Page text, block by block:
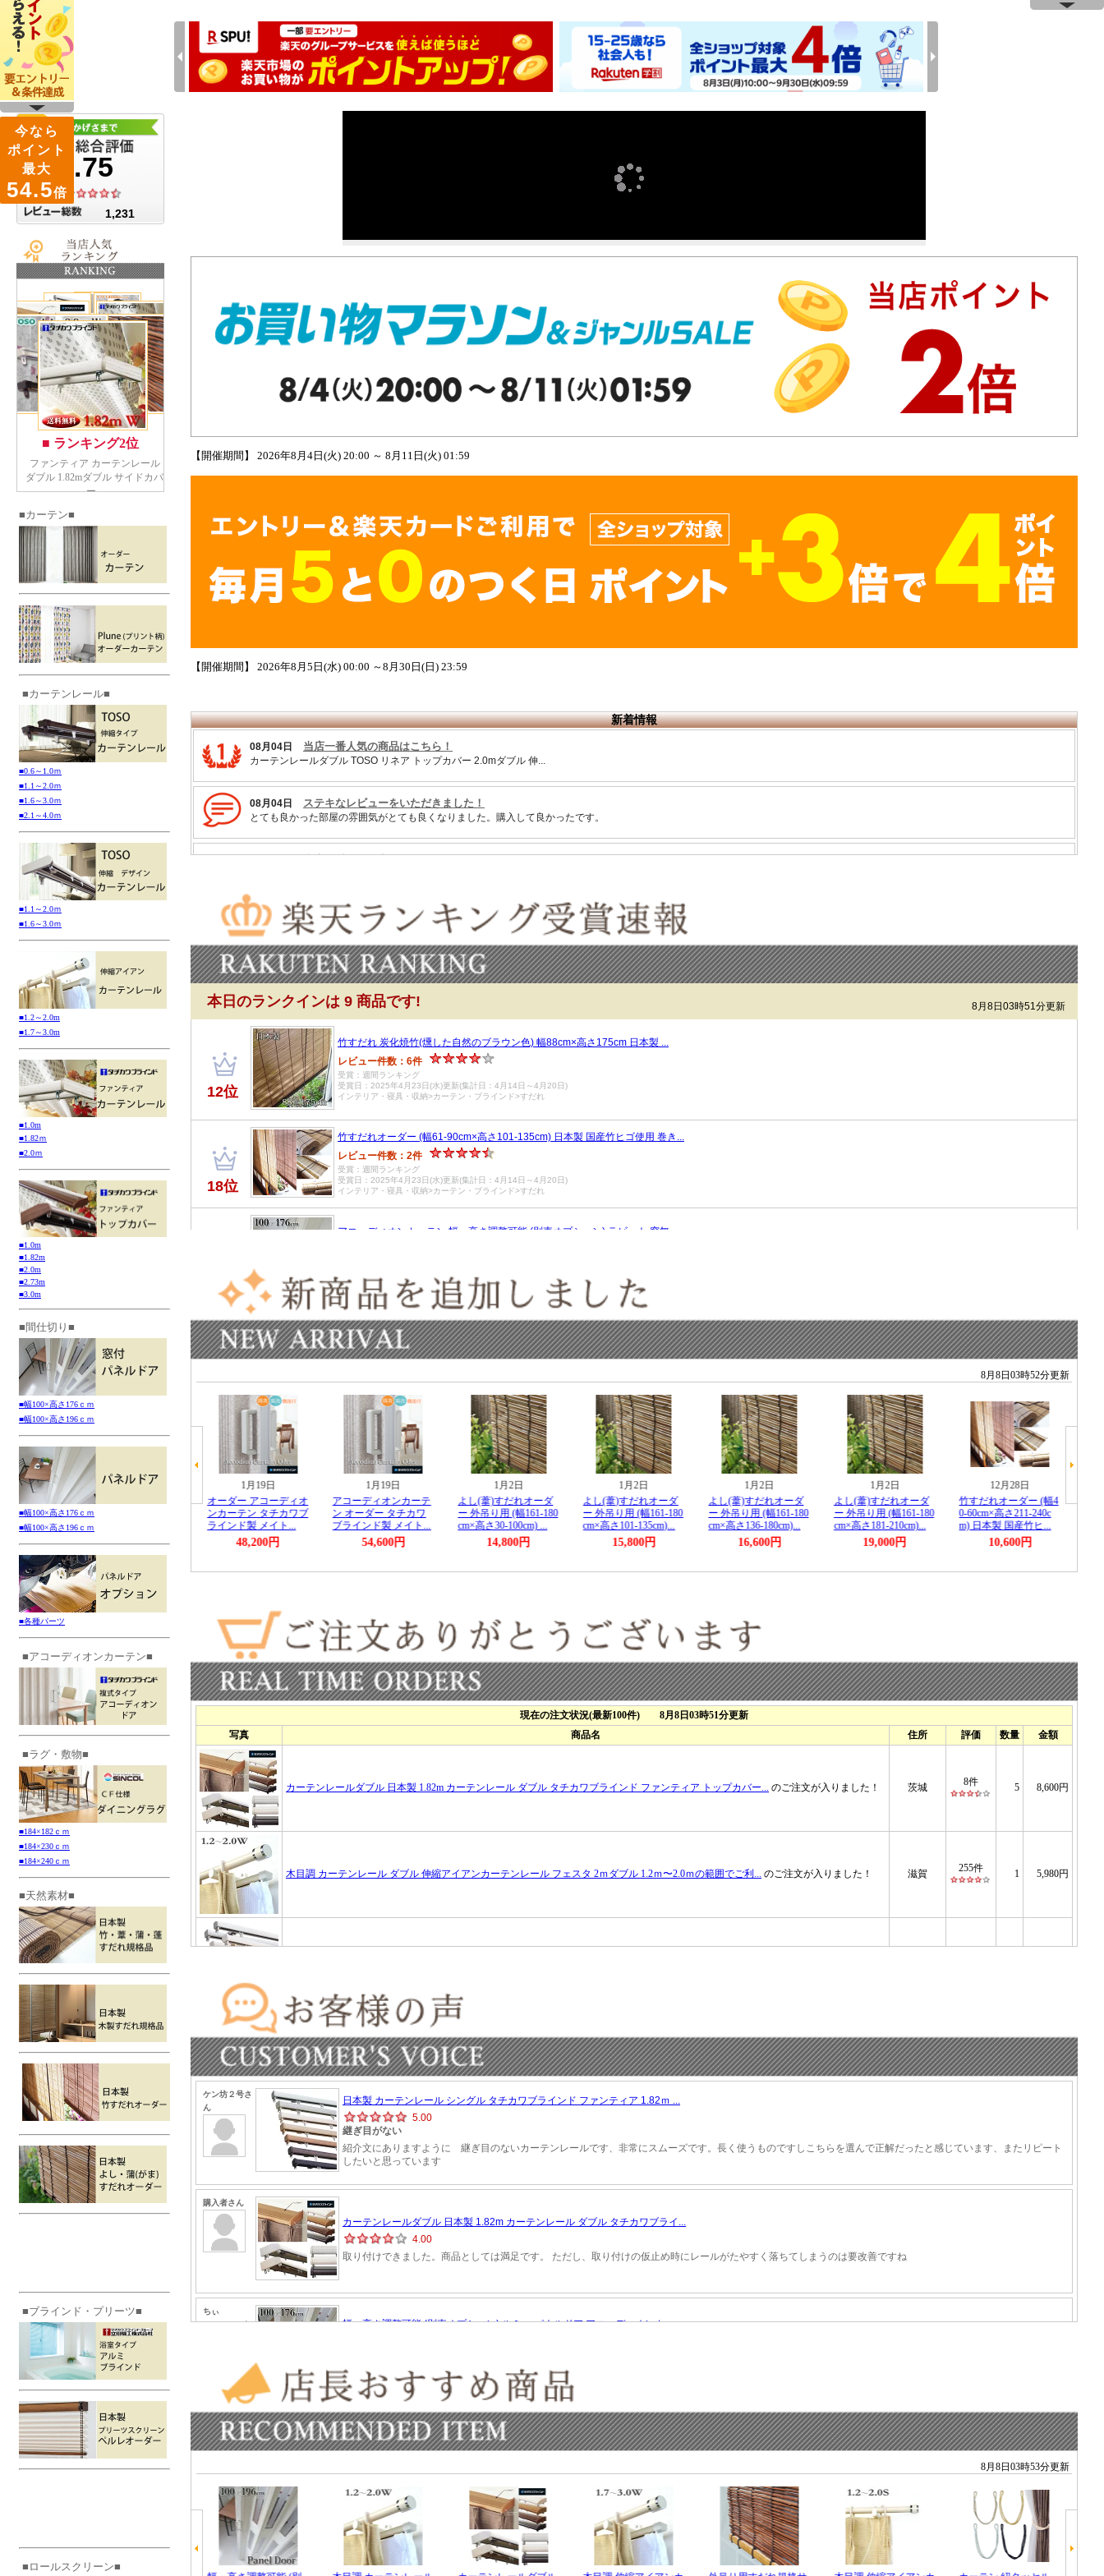
■カーテン■
■カーテンレール■
■0.6～1.0ｍ
■1.1～2.0ｍ
■1.6～3.0ｍ
■2.1～4.0ｍ
■1.1～2.0ｍ
■1.6～3.0ｍ
■1.2～2.0m
■1.7～3.0m
■1.0m
■1.82ｍ
■2.0ｍ
■1.0m
■1.82m
■2.0m
■2.73m
■3.0m
■間仕切り■
■幅100×高さ176ｃｍ
■幅100×高さ196ｃｍ
■幅100×高さ176ｃｍ
■幅100×高さ196ｃｍ
■各種パーツ
■アコーディオンカーテン■
■ラグ・敷物■
■184×182ｃｍ
■184×230ｃｍ
■184×240ｃｍ
■天然素材■
■ブラインド・プリーツ■
■ロールスクリーン■
【開催期間】 2026年8月4日(火) 20:00 ～ 8月11日(火) 01:59
【開催期間】 2026年8月5日(水) 00:00 ～8月30日(日) 23:59